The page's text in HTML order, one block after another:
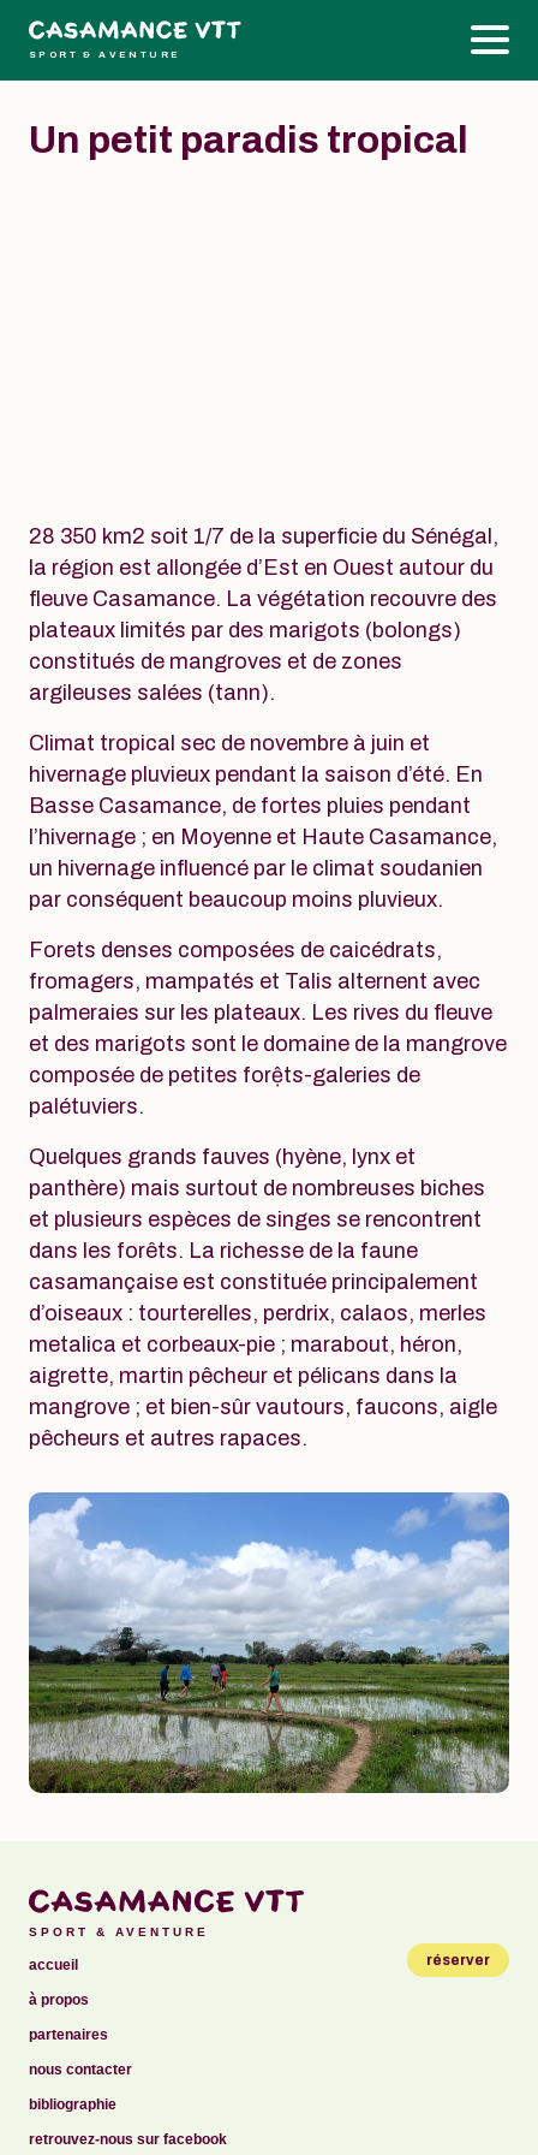
SPORT & AVENTURE
Un petit paradis tropical
28 350 km2 soit 1/7 de la superficie du Sénégal,
la région est allongée d’Est en Ouest autour du
fleuve Casamance. La végétation recouvre des
plateaux limités par des marigots (bolongs)
constitués de mangroves et de zones
argileuses salées (tann).
Climat tropical sec de novembre à juin et
hivernage pluvieux pendant la saison d’été. En
Basse Casamance, de fortes pluies pendant
l’hivernage ; en Moyenne et Haute Casamance,
un hivernage influencé par le climat soudanien
par conséquent beaucoup moins pluvieux.
Forets denses composées de caicédrats,
fromagers, mampatés et Talis alternent avec
palmeraies sur les plateaux. Les rives du fleuve
et des marigots sont le domaine de la mangrove
composée de petites forệts-galeries de
palétuviers.
Quelques grands fauves (hyène, lynx et
panthère) mais surtout de nombreuses biches
et plusieurs espèces de singes se rencontrent
dans les forêts. La richesse de la faune
casamançaise est constituée principalement
d’oiseaux : tourterelles, perdrix, calaos, merles
metalica et corbeaux-pie ; marabout, héron,
aigrette, martin pêcheur et pélicans dans la
mangrove ; et bien-sûr vautours, faucons, aigle
pêcheurs et autres rapaces.
SPORT & AVENTURE
réserver
accueil
à propos
partenaires
nous contacter
bibliographie
retrouvez-nous sur facebook